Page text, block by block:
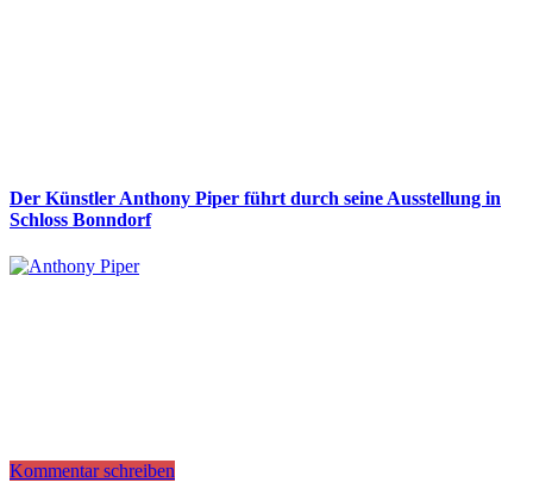
Der Künstler Anthony Piper führt durch seine Ausstellung in
Schloss Bonndorf
Kommentar schreiben